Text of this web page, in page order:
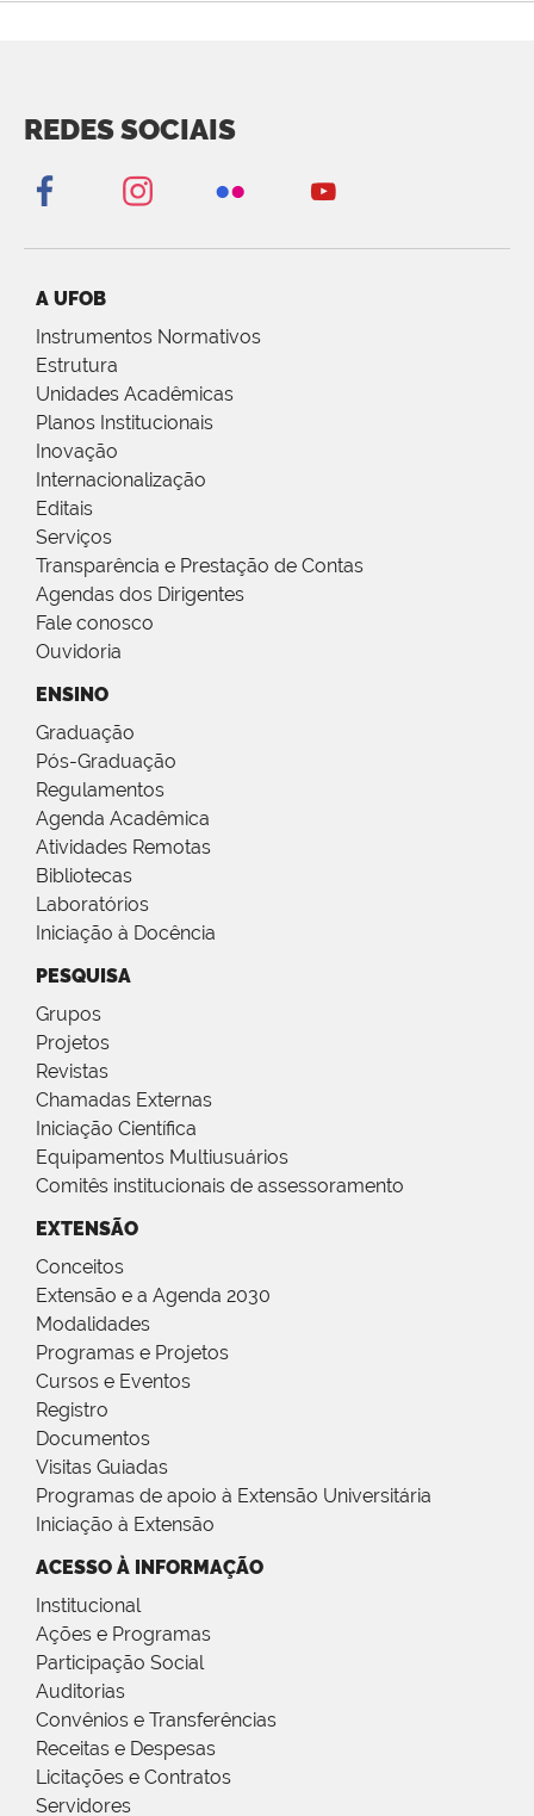
REDES SOCIAIS
A UFOB
Instrumentos Normativos
Estrutura
Unidades Acadêmicas
Planos Institucionais
Inovação
Internacionalização
Editais
Serviços
Transparência e Prestação de Contas
Agendas dos Dirigentes
Fale conosco
Ouvidoria
ENSINO
Graduação
Pós-Graduação
Regulamentos
Agenda Acadêmica
Atividades Remotas
Bibliotecas
Laboratórios
Iniciação à Docência
PESQUISA
Grupos
Projetos
Revistas
Chamadas Externas
Iniciação Científica
Equipamentos Multiusuários
Comitês institucionais de assessoramento
EXTENSÃO
Conceitos
Extensão e a Agenda 2030
Modalidades
Programas e Projetos
Cursos e Eventos
Registro
Documentos
Visitas Guiadas
Programas de apoio à Extensão Universitária
Iniciação à Extensão
ACESSO À INFORMAÇÃO
Institucional
Ações e Programas
Participação Social
Auditorias
Convênios e Transferências
Receitas e Despesas
Licitações e Contratos
Servidores